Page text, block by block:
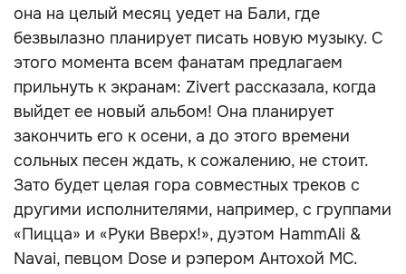
она на целый месяц уедет на Бали, где
безвылазно планирует писать новую музыку. С
этого момента всем фанатам предлагаем
прильнуть к экранам: Zivert рассказала, когда
выйдет ее новый альбом! Она планирует
закончить его к осени, а до этого времени
сольных песен ждать, к сожалению, не стоит.
Зато будет целая гора совместных треков с
другими исполнителями, например, с группами
«Пицца» и «Руки Вверх!», дуэтом HammAli &
Navai, певцом Dose и рэпером Антохой MC.